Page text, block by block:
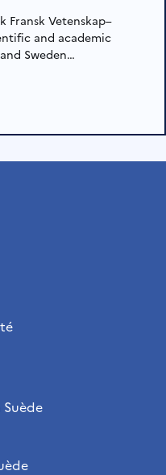
Fransk Vetenskap–
and academic
Sweden…
Suède